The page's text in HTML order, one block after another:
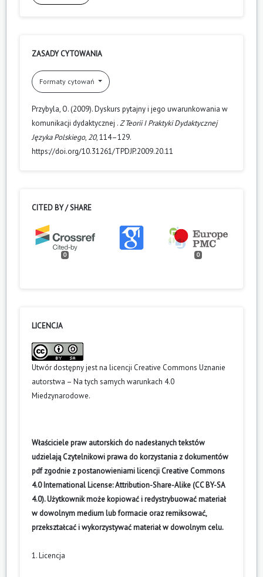
ZASADY CYTOWANIA
Formaty cytowań
Przybyla, O. (2009). Dyskurs pytajny i jego uwarunkowania w
komunikacji dydaktycznej .Z Teorii I Praktyki Dydaktycznej
Języka Polskiego, 20, 114–129.
https://doi.org/10.31261/TPDJP.2009.20.11
CITED BY / SHARE
0 0
LICENCJA
Utwór dostępny jest na licencji Creative Commons Uznanie
autorstwa – Na tych samych warunkach 4.0
Miedzynarodowe.
Właściciele praw autorskich do nadesłanych tekstów
udzielają Czytelnikowi prawa do korzystania z dokumentów
pdf zgodnie z postanowieniami licencji Creative Commons
4.0 International License: Attribution-Share-Alike (CC BY-SA
4.0). Użytkownik może kopiować i redystrybuować materiał
w dowolnym medium lub formacie oraz remiksować,
przekształcać i wykorzystywać materiał w dowolnym celu.
1. Licencja